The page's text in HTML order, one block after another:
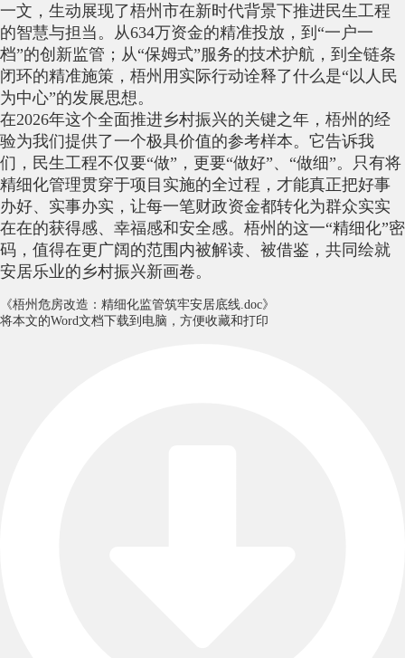
一文，生动展现了梧州市在新时代背景下推进民生工程
的智慧与担当。从634万资金的精准投放，到“一户一
档”的创新监管；从“保姆式”服务的技术护航，到全链条
闭环的精准施策，梧州用实际行动诠释了什么是“以人民
为中心”的发展思想。
在2026年这个全面推进乡村振兴的关键之年，梧州的经
验为我们提供了一个极具价值的参考样本。它告诉我
们，民生工程不仅要“做”，更要“做好”、“做细”。只有将
精细化管理贯穿于项目实施的全过程，才能真正把好事
办好、实事办实，让每一笔财政资金都转化为群众实实
在在的获得感、幸福感和安全感。梧州的这一“精细化”密
码，值得在更广阔的范围内被解读、被借鉴，共同绘就
安居乐业的乡村振兴新画卷。
《梧州危房改造：精细化监管筑牢安居底线.doc》
将本文的Word文档下载到电脑，方便收藏和打印